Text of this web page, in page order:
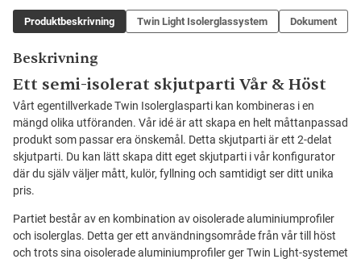
Produktbeskrivning Twin Light Isolerglassystem Dokument
Beskrivning
Ett semi-isolerat skjutparti Vår & Höst
Vårt egentillverkade Twin Isolerglasparti kan kombineras i en
mängd olika utföranden. Vår idé är att skapa en helt måttanpassad
produkt som passar era önskemål. Detta skjutparti är ett 2-delat
skjutparti. Du kan lätt skapa ditt eget skjutparti i vår konfigurator
där du själv väljer mått, kulör, fyllning och samtidigt ser ditt unika
pris.
Partiet består av en kombination av oisolerade aluminiumprofiler
och isolerglas. Detta ger ett användningsområde från vår till höst
och trots sina oisolerade aluminiumprofiler ger Twin Light-systemet